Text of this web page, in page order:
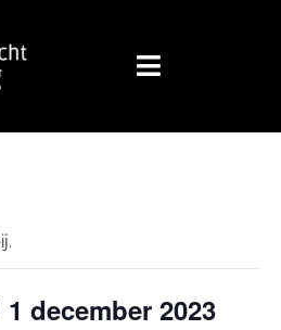
december 2023